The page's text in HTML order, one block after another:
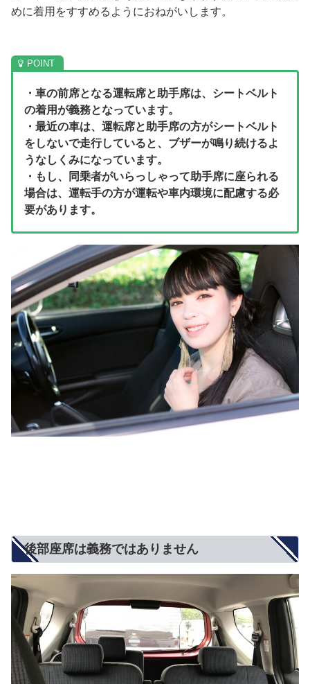
めに着用をすすめるようにおねがいします。
・車の前席となる運転席と助手席は、シートベルト
の着用が義務となっています。
・最近の車は、運転席と助手席の方がシートベルト
をしないで走行していると、ブザーが鳴り続けるよ
うなしくみになっています。
・もし、同乗者がいらっしゃって助手席に座られる
場合は、運転手の方が運転や車内環境に配慮する必
要があります。
後部座席は義務ではありません